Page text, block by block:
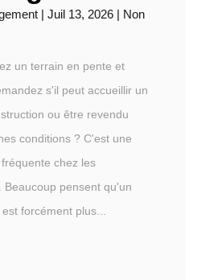
| Juil 13, 2026| Non
un terrain en pente et
s'il peut accueillir un
ou être revendu
conditions ? C'est une
chez les
Beaucoup pensent qu'un
forcément plus...